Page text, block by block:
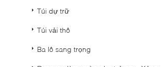
Túi dự trữ
Túi vải thô
Ba lô sang trọng